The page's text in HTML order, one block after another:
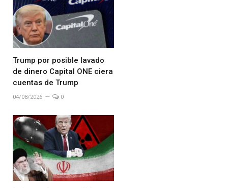
Trump por posible lavado
de dinero Capital ONE ciera
cuentas de Trump
04/08/2026 0